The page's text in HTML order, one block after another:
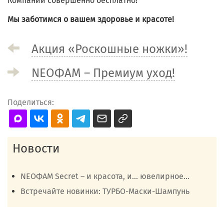
Мы заботимся о вашем здоровье и красоте!
Акция «Роскошные ножки»!
NEOФАМ – Премиум уход!
Поделиться:
Новости
NEOФАМ Secret – и красота, и… ювелирное...
Встречайте новинки: ТУРБО-Маски-Шампунь